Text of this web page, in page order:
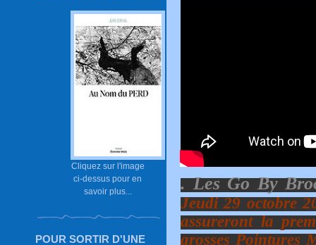
Cliquez sur l'image
ci-dessus pour en
savoir plus...
POUR SORTIR D'UNE
. Les Go By
Jeudi 29 octobre
assureront la
grosses Pointures